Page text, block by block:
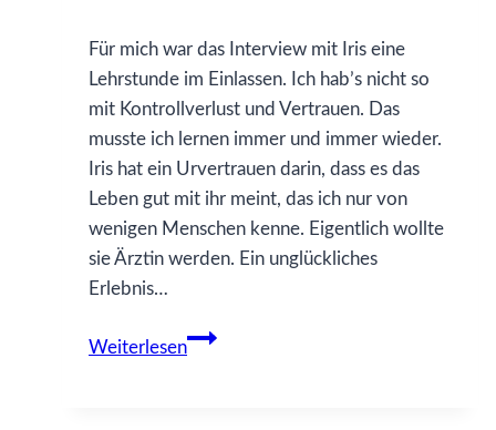
Für mich war das Interview mit Iris eine
Lehrstunde im Einlassen. Ich hab’s nicht so
mit Kontrollverlust und Vertrauen. Das
musste ich lernen immer und immer wieder.
Iris hat ein Urvertrauen darin, dass es das
Leben gut mit ihr meint, das ich nur von
wenigen Menschen kenne. Eigentlich wollte
sie Ärztin werden. Ein unglückliches
Erlebnis…
Weiterlesen
Iris